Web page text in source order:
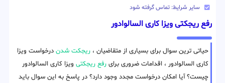
سایر شرایط: تماس گرفته شود
رفع ریجکتی ویزا کاری السالوادور
حیاتی ترین سوال برای بسیاری از متقاضیان ، ریجکت شدن درخواست ویزا
کاری السالوادور ، اقدامات ضروری برای رفع ریجکتی ویزا کاری السالوادور
چیست؟ آیا امکان درخواست مجدد وجود دارد؟ در پاسخ به این سوال باید